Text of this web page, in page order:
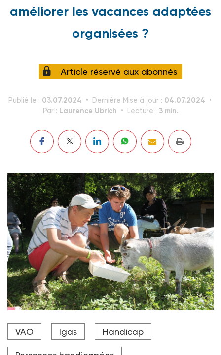
améliorer les vacances adaptées
organisées ?
Article réservé aux abonnés
Publié le : 03.07.2024 Dernière Mise à jour : 04.07.2024
Par : Laurence Ubrich Lecture : 3 min.
Les séjours de vacances adaptées organisées
permettent aux personnes en situation de handicap
VAO Igas Handicap